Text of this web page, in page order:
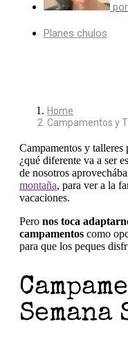
por
Planes chulos
Home
Campamentos y
Campamentos y talleres
¿qué diferente va a ser
de nosotros
montaña, para ver a la
vacaciones.
Pero nos toca
campamentos como
para que los peques
Semana